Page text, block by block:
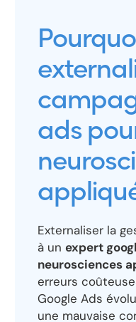
ads
Externaliser la
à un expert
neurosciences
erreurs
Google Ads
une mauvaise